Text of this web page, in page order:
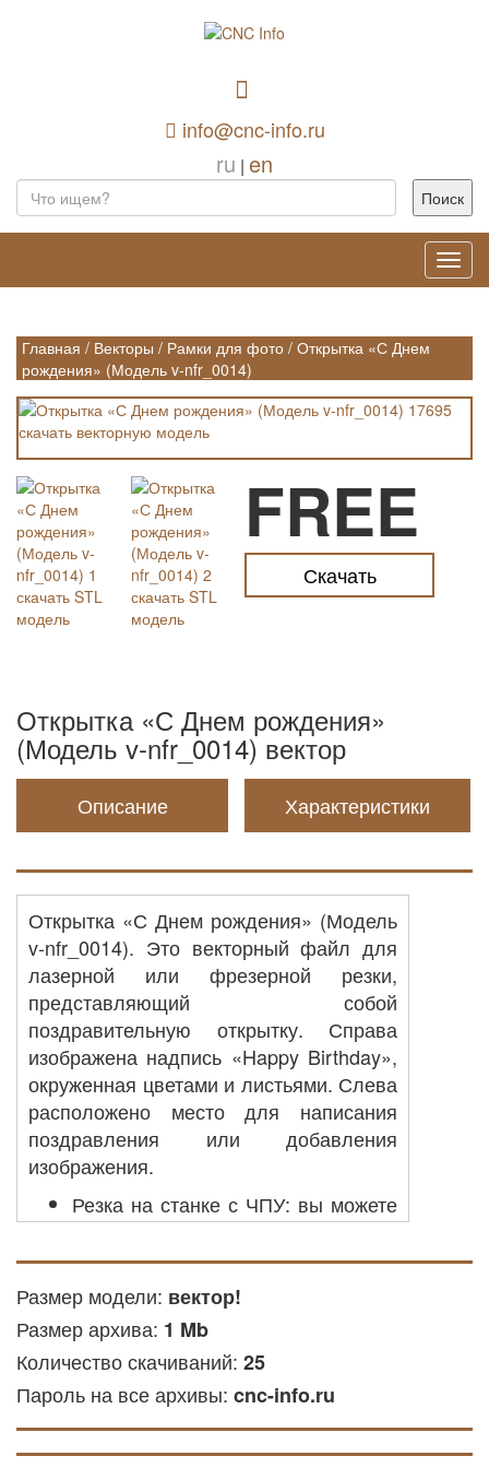
info@cnc-info.ru
ru | en
Главная / Векторы / Рамки для фото / Открытка «С Днем
рождения» (Модель v-nfr_0014)
FREE
Скачать
Открытка «С Днем рождения»
(Модель v-nfr_0014) вектор
Описание Характеристики
Открытка «С Днем рождения» (Модель
v-nfr_0014). Это векторный файл для
лазерной или фрезерной резки,
представляющий собой
поздравительную открытку. Справа
изображена надпись «Happy Birthday»,
окруженная цветами и листьями. Слева
расположено место для написания
поздравления или добавления
изображения.
Резка на станке с ЧПУ: вы можете
использовать его для создания
деталей из акрила, пластиковых
или других доступных материалов
на оборудовании с ЧПУ.
Лазерная резка ЧПУ: файл
подходит для лазерной резки
фанеры и других мягких и твёрдых
материалов.
Гравировка фрезой: этот файл
Размер модели: вектор!
Размер архива: 1 Mb
Количество скачиваний: 25
Пароль на все архивы: cnc-info.ru